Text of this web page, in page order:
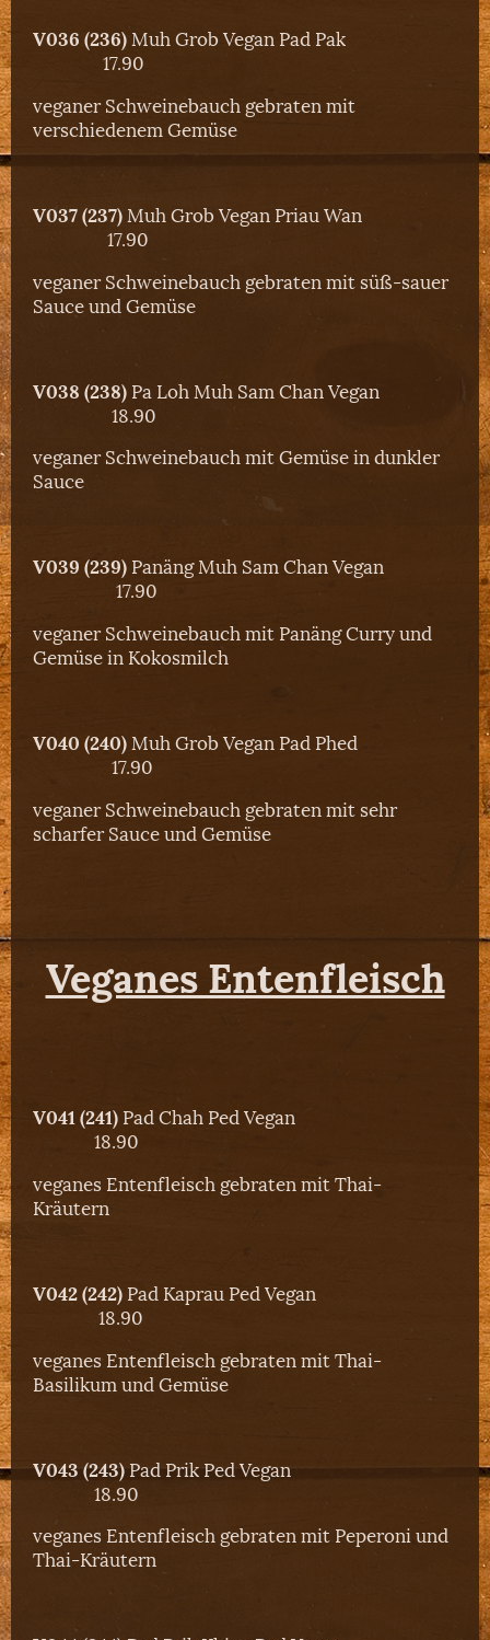
V036 (236)Muh Grob Vegan Pad Pak
17.90
veganer Schweinebauch gebraten mit
verschiedenem Gemüse
V037 (237)Muh Grob Vegan Priau Wan
17.90
veganer Schweinebauch gebraten mit süß-sauer
Sauce und Gemüse
V038 (238)Pa Loh Muh Sam Chan Vegan
18.90
veganer Schweinebauch mit Gemüse in dunkler
Sauce
V039 (239)Panäng Muh Sam Chan Vegan
17.90
veganer Schweinebauch mit Panäng Curry und
Gemüse in Kokosmilch
V040 (240)Muh Grob Vegan Pad Phed
17.90
veganer Schweinebauch gebraten mit sehr
scharfer Sauce und Gemüse
Veganes Entenfleisch
V041 (241)Pad Chah Ped Vegan
18.90
veganes Entenfleisch gebraten mit Thai-
Kräutern
V042 (242)Pad Kaprau Ped Vegan
18.90
veganes Entenfleisch gebraten mit Thai-
Basilikum und Gemüse
V043 (243)Pad Prik Ped Vegan
18.90
veganes Entenfleisch gebraten mit Peperoni und
Thai-Kräutern